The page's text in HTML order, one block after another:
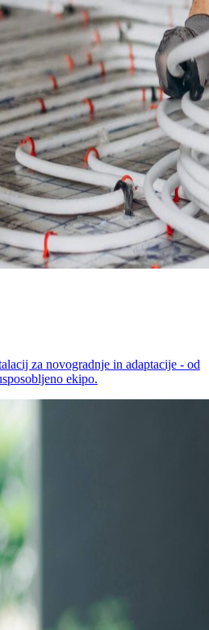
za novogradnje in adaptacije - od
ekipo.